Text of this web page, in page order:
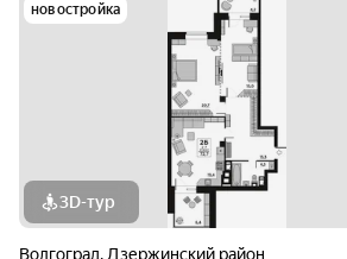
новостройка
3D-тур
Волгоград, Дзержинский район